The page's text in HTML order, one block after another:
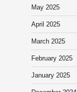
May 2025
April 2025
March 2025
February 2025
January 2025